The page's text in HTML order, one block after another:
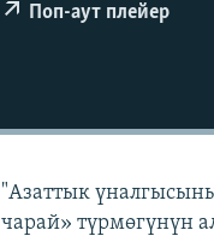
Поп-аут плейер
"Азаттык
чарай» түрмөгүнүн